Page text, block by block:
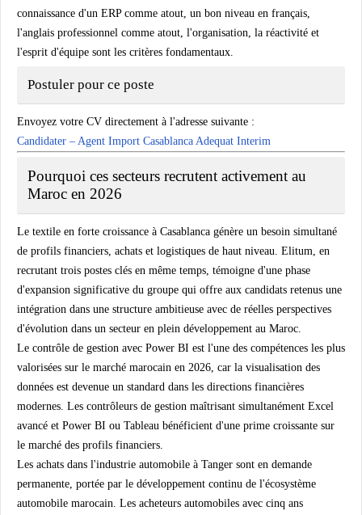
connaissance d'un ERP comme atout, un bon niveau en français,
l'anglais professionnel comme atout, l'organisation, la réactivité et
l'esprit d'équipe sont les critères fondamentaux.
Postuler pour ce poste
Envoyez votre CV directement à l'adresse suivante :
Candidater – Agent Import Casablanca Adequat Interim
Pourquoi ces secteurs recrutent activement au
Maroc en 2026
Le textile en forte croissance à Casablanca génère un besoin simultané
de profils financiers, achats et logistiques de haut niveau. Elitum, en
recrutant trois postes clés en même temps, témoigne d'une phase
d'expansion significative du groupe qui offre aux candidats retenus une
intégration dans une structure ambitieuse avec de réelles perspectives
d'évolution dans un secteur en plein développement au Maroc.
Le contrôle de gestion avec Power BI est l'une des compétences les plus
valorisées sur le marché marocain en 2026, car la visualisation des
données est devenue un standard dans les directions financières
modernes. Les contrôleurs de gestion maîtrisant simultanément Excel
avancé et Power BI ou Tableau bénéficient d'une prime croissante sur
le marché des profils financiers.
Les achats dans l'industrie automobile à Tanger sont en demande
permanente, portée par le développement continu de l'écosystème
automobile marocain. Les acheteurs automobiles avec cinq ans